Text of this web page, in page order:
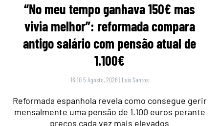
“No meu tempo ganhava 150€ mas
vivia melhor”: reformada compara
antigo salário com pensão atual de
1.100€
16:10 5 Agosto, 2026 | Luís Santos
Reformada espanhola revela como consegue gerir
mensalmente uma pensão de 1.100 euros perante
preços cada vez mais elevados